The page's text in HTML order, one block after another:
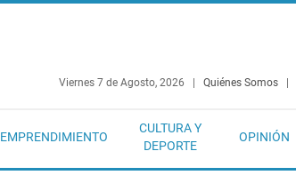
Viernes 7 de Agosto, 2026 Quiénes Somos
EMPRENDIMIENTO
CULTURA Y
DEPORTE
OPINIÓN